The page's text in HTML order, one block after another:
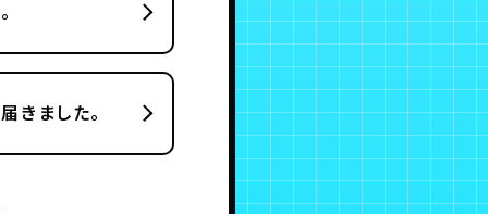
きました。